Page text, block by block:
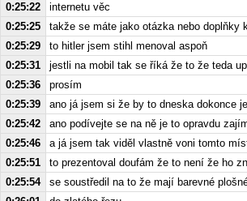
0:25:22
internetu věc
0:25:25
takže se máte jako otázka nebo doplňky
0:25:29
to hitler jsem stihl menoval aspoň
0:25:31
jestli na mobil tak se říká že to že teda
0:25:36
prosím
0:25:39
ano já jsem si že by to dneska dokonce
0:25:42
ano podívejte se na ně je to opravdu
0:25:46
a já jsem tak viděl vlastně voni tomto
0:25:51
to prezentoval doufám že to není že ho
0:25:54
se soustředil na to že mají barevné